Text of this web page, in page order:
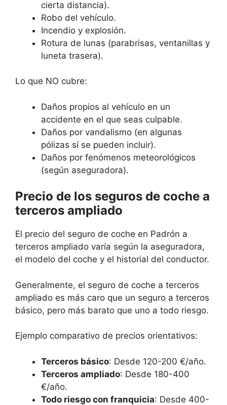
cierta distancia).
Robo del vehículo.
Incendio y explosión.
Rotura de lunas (parabrisas, ventanillas y
luneta trasera).
Lo que NO cubre:
Daños propios al vehículo en un
accidente en el que seas culpable.
Daños por vandalismo (en algunas
pólizas sí se pueden incluir).
Daños por fenómenos meteorológicos
(según aseguradora).
Precio de los seguros de coche a
terceros ampliado
El precio del seguro de coche en Padrón a
terceros ampliado varía según la aseguradora,
el modelo del coche y el historial del conductor.
Generalmente, el seguro de coche a terceros
ampliado es más caro que un seguro a terceros
básico, pero más barato que uno a todo riesgo.
Ejemplo comparativo de precios orientativos:
Terceros básico: Desde 120-200 €/año.
Terceros ampliado: Desde 180-400
€/año.
Todo riesgo con franquicia: Desde 400-